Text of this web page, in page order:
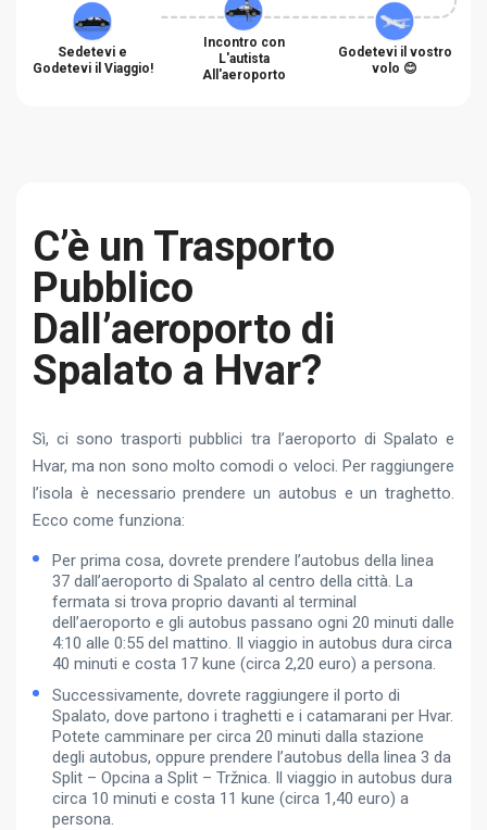
Sedetevi e
Godetevi il Viaggio!
Incontro con
L'autista
All'aeroporto
Godetevi il vostro
volo 😊
C’è un Trasporto
Pubblico
Dall’aeroporto di
Spalato a Hvar?
Sì, ci sono trasporti pubblici tra l’aeroporto di Spalato e
Hvar, ma non sono molto comodi o veloci. Per raggiungere
l’isola è necessario prendere un autobus e un traghetto.
Ecco come funziona:
Per prima cosa, dovrete prendere l’autobus della linea
37 dall’aeroporto di Spalato al centro della città. La
fermata si trova proprio davanti al terminal
dell’aeroporto e gli autobus passano ogni 20 minuti dalle
4:10 alle 0:55 del mattino. Il viaggio in autobus dura circa
40 minuti e costa 17 kune (circa 2,20 euro) a persona.
Successivamente, dovrete raggiungere il porto di
Spalato, dove partono i traghetti e i catamarani per Hvar.
Potete camminare per circa 20 minuti dalla stazione
degli autobus, oppure prendere l’autobus della linea 3 da
Split – Opcina a Split – Tržnica. Il viaggio in autobus dura
circa 10 minuti e costa 11 kune (circa 1,40 euro) a
persona.